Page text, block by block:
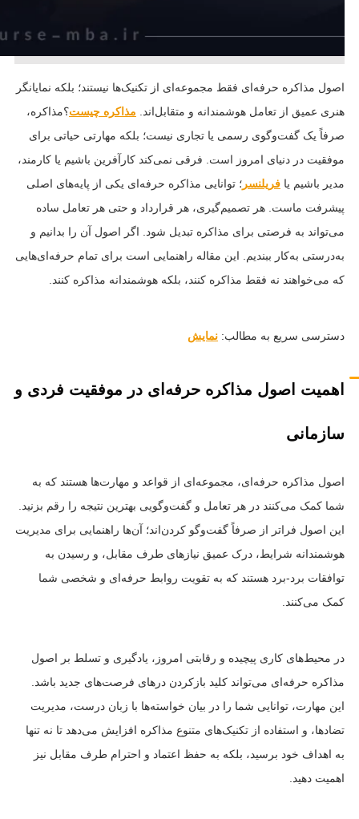
اصول مذاکره حرفه‌ای فقط مجموعه‌ای از تکنیک‌ها نیستند؛ بلکه نمایانگر
هنری عمیق از تعامل هوشمندانه و متقابل‌اند. مذاکره چیست؟مذاکره،
صرفاً یک گفت‌وگوی رسمی یا تجاری نیست؛ بلکه مهارتی حیاتی برای
موفقیت در دنیای امروز است. فرقی نمی‌کند کارآفرین باشیم یا کارمند،
مدیر باشیم یا فریلنسر ؛ توانایی مذاکره حرفه‌ای یکی از پایه‌های اصلی
پیشرفت ماست. هر تصمیم‌گیری، هر قرارداد و حتی هر تعامل ساده
می‌تواند به فرصتی برای مذاکره تبدیل شود. اگر اصول آن را بدانیم و
به‌درستی به‌کار ببندیم. این مقاله راهنمایی است برای تمام حرفه‌ای‌هایی
که می‌خواهند نه فقط مذاکره کنند، بلکه هوشمندانه مذاکره کنند.
دسترسی سریع به مطالب: نمایش
اهمیت اصول مذاکره حرفه‌ای در موفقیت فردی و
سازمانی
اصول مذاکره حرفه‌ای، مجموعه‌ای از قواعد و مهارت‌ها هستند که به
شما کمک می‌کنند در هر تعامل و گفت‌وگویی بهترین نتیجه را رقم بزنید.
این اصول فراتر از صرفاً گفت‌وگو کردن‌اند؛ آن‌ها راهنمایی برای مدیریت
هوشمندانه شرایط، درک عمیق نیازهای طرف مقابل، و رسیدن به
توافقات برد-برد هستند که به تقویت روابط حرفه‌ای و شخصی شما
کمک می‌کنند.
در محیط‌های کاری پیچیده و رقابتی امروز، یادگیری و تسلط بر اصول
مذاکره حرفه‌ای می‌تواند کلید بازکردن درهای فرصت‌های جدید باشد.
این مهارت، توانایی شما را در بیان خواسته‌ها با زبان درست، مدیریت
تضادها، و استفاده از تکنیک‌های متنوع مذاکره افزایش می‌دهد تا نه تنها
به اهداف خود برسید، بلکه به حفظ اعتماد و احترام طرف مقابل نیز
اهمیت دهید.